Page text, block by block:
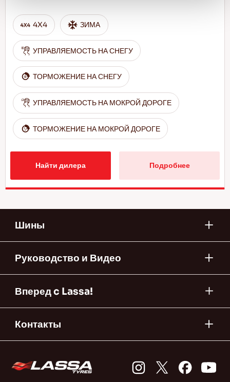
4X4 ЗИМА
УПРАВЛЯЕМОСТЬ НА СНЕГУ
ТОРМОЖЕНИЕ НА СНЕГУ
УПРАВЛЯЕМОСТЬ НА МОКРОЙ ДОРОГЕ
ТОРМОЖЕНИЕ НА МОКРОЙ ДОРОГЕ
Найти дилера Подробнее
Шины
Руководство и Видео
Вперед c Lassa!
Контакты